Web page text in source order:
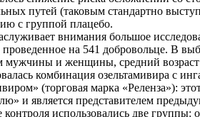
путей (таковым стандартно
с группой плацебо.
внимания большое
на 541 добровольце. В
мужчины и женщины, средний
комбинация озельтамивира с
(торговая марка «Реленза»):
и является представителем
контроля использовались две группы: